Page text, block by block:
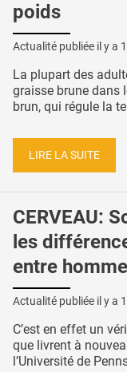
poids
Actualité publiée il y a
La plupart des
graisse brune dans
brun, qui régule la
LIRE LA SUITE
CERVEAU:
les
entre
Actualité publiée il y a
C’est en effet un
que livrent à
l’Université de